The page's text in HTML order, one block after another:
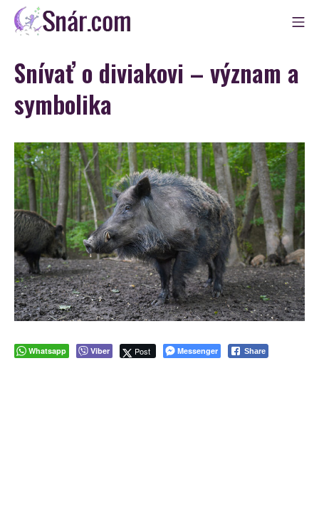
Skip
Snár
Snívať o diviakovi – význam a
symbolika
Whatsapp Viber Post Messenger Share